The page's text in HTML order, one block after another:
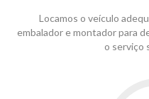
Locamos o veículo
embalador e montador para
o serviço